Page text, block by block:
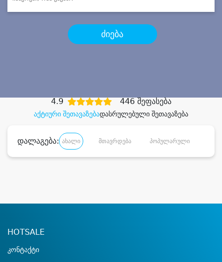
ძიება
აქტიური შეთავაზებადასრულებული შეთავაზება
4.9 446 შეფასება
დალაგება: ახალი მთავრდება პოპულარული
HOTSALE
კონტაქტი